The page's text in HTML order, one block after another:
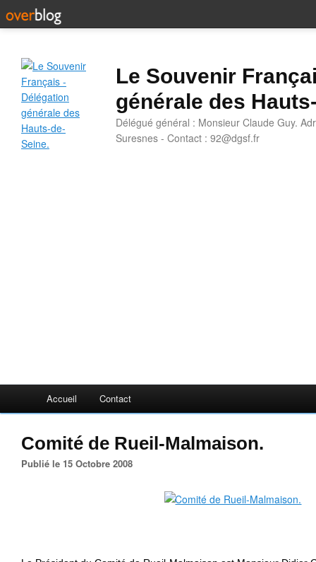
Le Souvenir
générale des
Délégué général : Monsieur Claude Guy.
Suresnes - Contact : 92@dgsf.fr
Accueil Contact
Comité de Rueil-Malmaison.
Publié le 15 Octobre 2008